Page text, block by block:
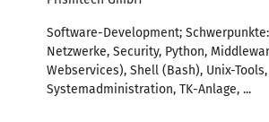
Software-Development; Schwerpunkte:
Netzwerke, Security, Python,
Webservices), Shell (Bash), Unix-Tools,
Systemadministration, TK-Anlage, ...